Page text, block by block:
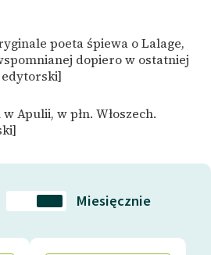
poeta śpiewa o Lalage,
dopiero w ostatniej
Apulii, w płn. Włoszech.
Miesięcznie